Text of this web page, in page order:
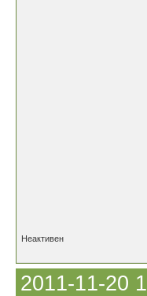
Неактивен
2011-11-20